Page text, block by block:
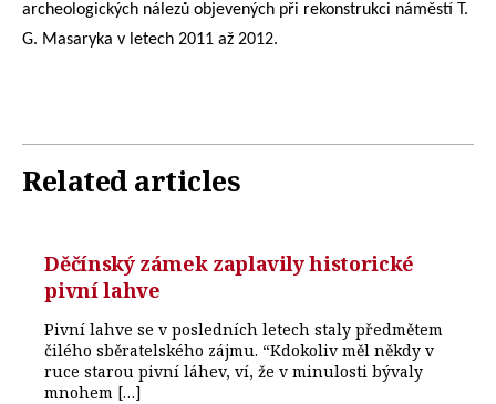
archeologických nálezů objevených při rekonstrukci náměstí T.
G. Masaryka v letech 2011 až 2012.
Related articles
Děčínský zámek zaplavily historické
pivní lahve
Pivní lahve se v posledních letech staly předmětem
čilého sběratelského zájmu. “Kdokoliv měl někdy v
ruce starou pivní láhev, ví, že v minulosti bývaly
mnohem […]